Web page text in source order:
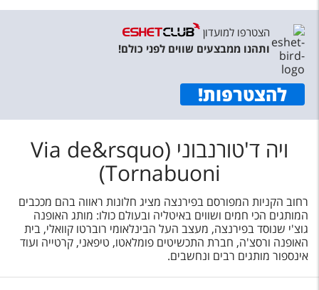
עקבו אחרינוהצטרפו למועדון
ותהנו ממבצעים שווים לפני כולם!
להצטרפות!
ויה ד'טורנבוני (Via de&rsquo
Tornabuoni)
רחוב הקניות המפורסם בפירנצה מציג חלונות ראווה בהם מככבים
המותגים הכי חמים ושווים באיטליה ובעולם כולו: מותג האופנה
גוצ'י שנוסד בפירנצה, מעצב העל הבינלאומי רוברטו קוואלי, בית
האופנה ורסצ'ה, חברת התכשיטים פומלאטו, טיפאני, קרטייה ועוד
אינספור מותגים רבים ונחשבים.